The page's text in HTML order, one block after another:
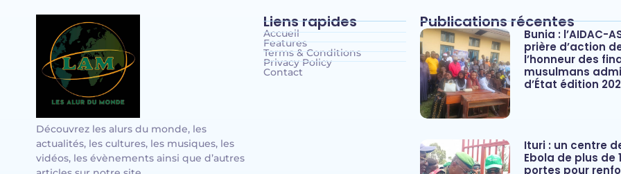
Découvrez les alurs du monde, les
actualités, les cultures, les musiques, les
vidéos, les évènements ainsi que d’autres
Liens rapides
Accueil
Features
Terms & Conditions
Privacy Policy
Contact
Publications récentes
Bunia : l’AIDAC-
prière d’action
l’honneur des
musulmans
d’État édition
Ituri : un centre
Ebola de plus de
portes pour